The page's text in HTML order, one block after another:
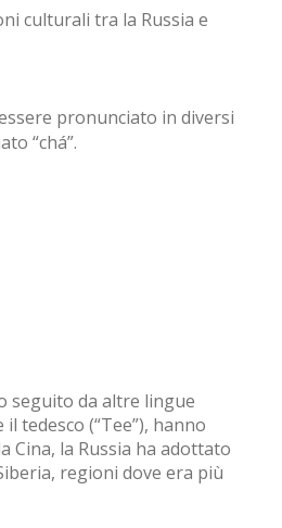
culturali tra la Russia e
pronunciato in diversi
“chá”.
seguito da altre lingue
tedesco (“Tee”), hanno
Cina, la Russia ha adottato
regioni dove era più